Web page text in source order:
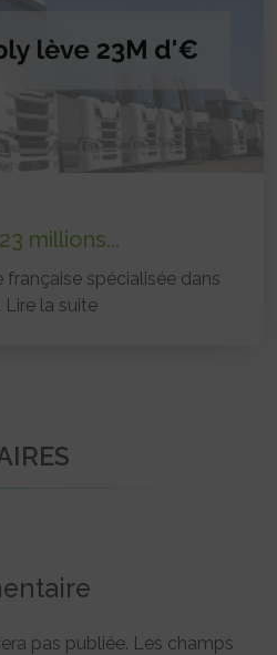
millions...
française spécialisée dans
Lire la suite
pas publiée. Les champs